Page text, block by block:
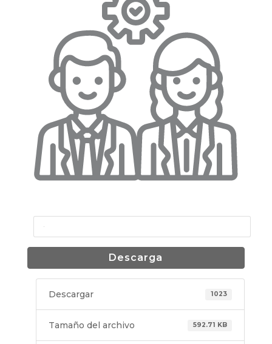
Descarga
Descargar 1023
Tamaño del archivo 592.71 KB